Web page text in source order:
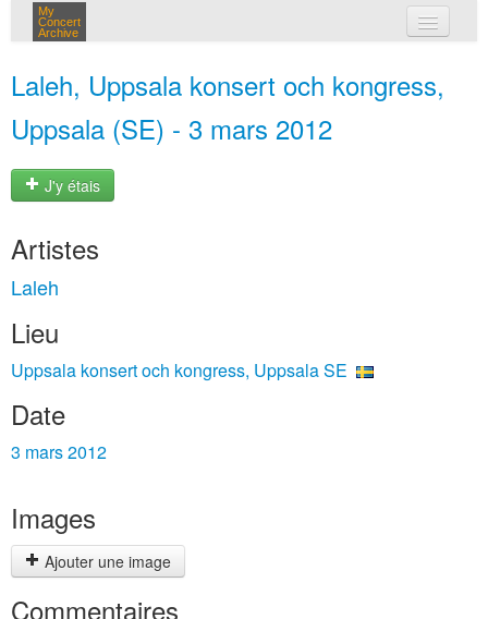
My
Concert
Archive
Laleh, Uppsala konsert och kongress,
Uppsala (SE) - 3 mars 2012
J'y étais
Artistes
Laleh
Lieu
Uppsala konsert och kongress, Uppsala SE
Date
3 mars 2012
Images
Ajouter une image
Commentaires